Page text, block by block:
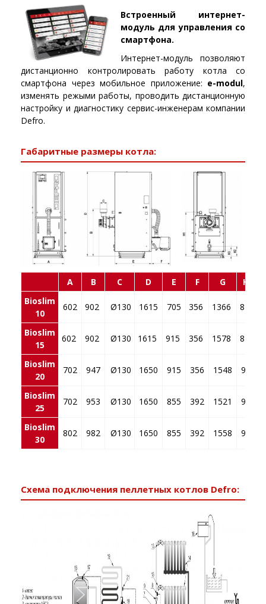
Встроенный интернет-
модуль для управления со
смартфона.
Интернет-модуль позволяют
дистанционно контролировать работу котла со
смартфона через мобильное приложение: e-modul,
изменять режыми работы, проводить дистанционную
настройку и диагностику сервис-инженерам компании
Defro.
Габаритные размеры котла:
A B C D E F G
H1
Bioslim
10
602 902 Ø130 1615 705 356 1366 840
Bioslim
15
602 902 Ø130 1615 915 356 1578 840
Bioslim
20
702 947 Ø130 1650 915 356 1548 925
Bioslim
25
702 953 Ø130 1650 855 392 1521 925
Bioslim
30
802 982 Ø130 1650 855 392 1558 925
Схема подключения пеллетных котлов Defro: